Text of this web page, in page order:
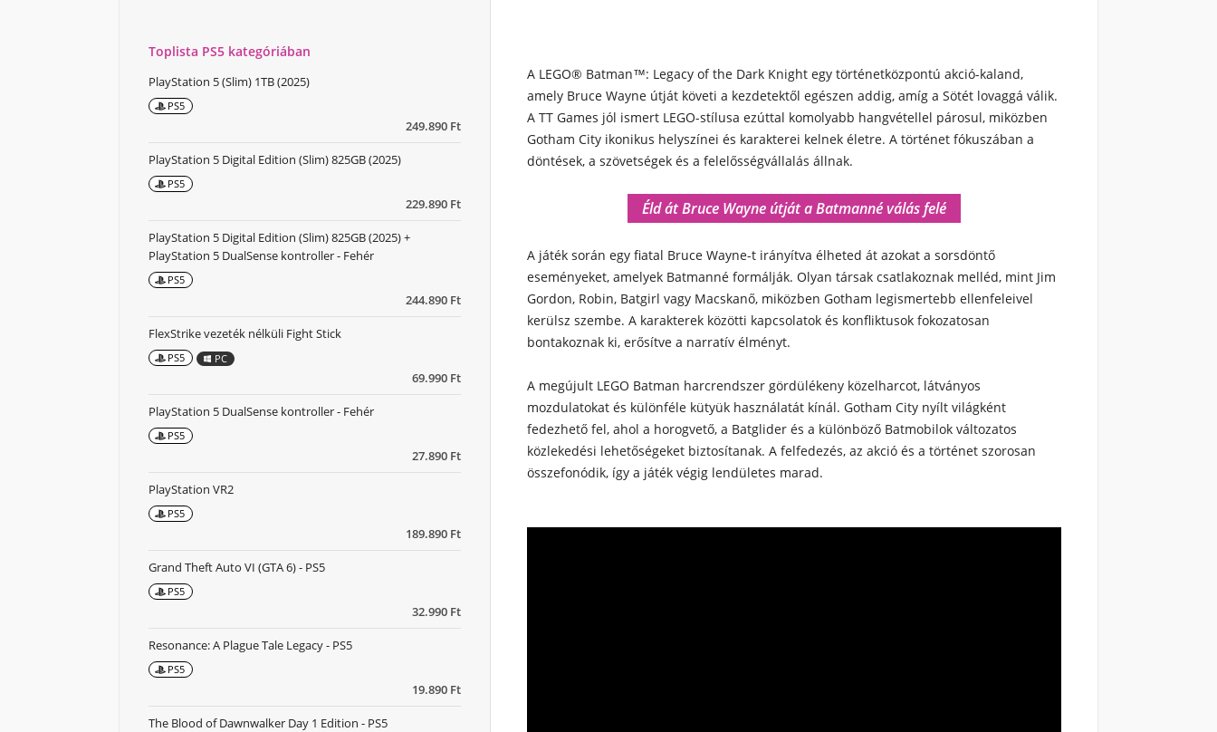
A LEGO® Batman™: Legacy of the Dark Knight egy történetközpontú akció-kaland,
amely Bruce Wayne útját követi a kezdetektől egészen addig, amíg a Sötét lovaggá válik.
A TT Games jól ismert LEGO-stílusa ezúttal komolyabb hangvétellel párosul, miközben
Gotham City ikonikus helyszínei és karakterei kelnek életre. A történet fókuszában a
döntések, a szövetségek és a felelősségvállalás állnak.
Éld át Bruce Wayne útját a Batmanné válás felé
A játék során egy fiatal Bruce Wayne-t irányítva élheted át azokat a sorsdöntő
eseményeket, amelyek Batmanné formálják. Olyan társak csatlakoznak melléd, mint Jim
Gordon, Robin, Batgirl vagy Macskanő, miközben Gotham legismertebb ellenfeleivel
kerülsz szembe. A karakterek közötti kapcsolatok és konfliktusok fokozatosan
bontakoznak ki, erősítve a narratív élményt.
A megújult LEGO Batman harcrendszer gördülékeny közelharcot, látványos
mozdulatokat és különféle kütyük használatát kínál. Gotham City nyílt világként
fedezhető fel, ahol a horogvető, a Batglider és a különböző Batmobilok változatos
közlekedési lehetőségeket biztosítanak. A felfedezés, az akció és a történet szorosan
összefonódik, így a játék végig lendületes marad.
Toplista PS5 kategóriában
249.890 Ft
PlayStation 5 (Slim) 1TB (2025)
PS5
229.890 Ft
PlayStation 5 Digital Edition (Slim) 825GB (2025)
PS5
244.890 Ft
PlayStation 5 Digital Edition (Slim) 825GB (2025) +
PlayStation 5 DualSense kontroller - Fehér
PS5
69.990 Ft
FlexStrike vezeték nélküli Fight Stick
PS5 PC
27.890 Ft
PlayStation 5 DualSense kontroller - Fehér
PS5
189.890 Ft
PlayStation VR2
PS5
32.990 Ft
Grand Theft Auto VI (GTA 6) - PS5
PS5
19.890 Ft
Resonance: A Plague Tale Legacy - PS5
PS5
The Blood of Dawnwalker Day 1 Edition - PS5